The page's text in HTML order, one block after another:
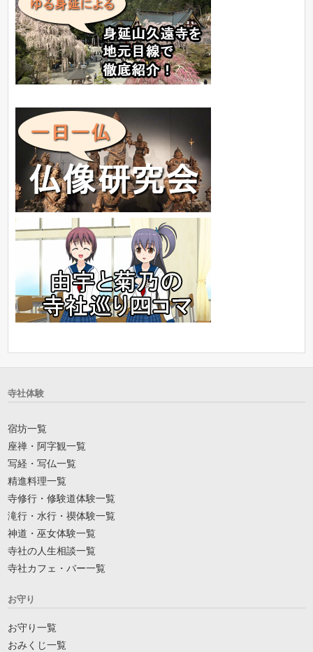
寺社体験
宿坊一覧
座禅・阿字観一覧
写経・写仏一覧
精進料理一覧
寺修行・修験道体験一覧
滝行・水行・禊体験一覧
神道・巫女体験一覧
寺社の人生相談一覧
寺社カフェ・バー一覧
お守り
お守り一覧
おみくじ一覧